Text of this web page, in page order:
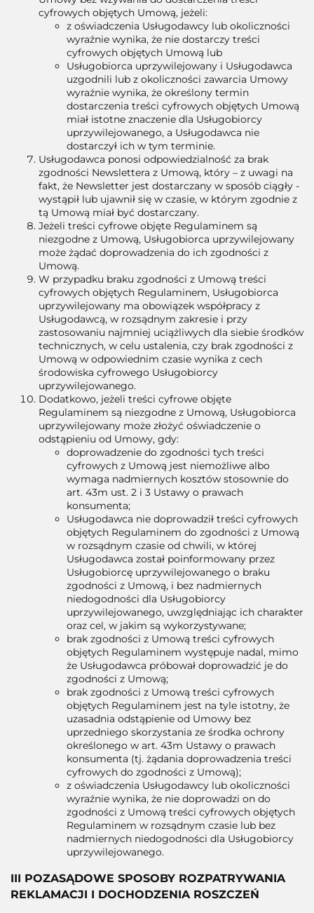
cyfrowych objętych Umową, jeżeli:
z oświadczenia Usługodawcy lub okoliczności
wyraźnie wynika, że nie dostarczy treści
cyfrowych objętych Umową lub
Usługobiorca uprzywilejowany i Usługodawca
uzgodnili lub z okoliczności zawarcia Umowy
wyraźnie wynika, że określony termin
dostarczenia treści cyfrowych objętych Umową
miał istotne znaczenie dla Usługobiorcy
uprzywilejowanego, a Usługodawca nie
dostarczył ich w tym terminie.
Usługodawca ponosi odpowiedzialność za brak
zgodności Newslettera z Umową, który – z uwagi na
fakt, że Newsletter jest dostarczany w sposób ciągły -
wystąpił lub ujawnił się w czasie, w którym zgodnie z
tą Umową miał być dostarczany.
Jeżeli treści cyfrowe objęte Regulaminem są
niezgodne z Umową, Usługobiorca uprzywilejowany
może żądać doprowadzenia do ich zgodności z
Umową.
W przypadku braku zgodności z Umową treści
cyfrowych objętych Regulaminem, Usługobiorca
uprzywilejowany ma obowiązek współpracy z
Usługodawcą, w rozsądnym zakresie i przy
zastosowaniu najmniej uciążliwych dla siebie środków
technicznych, w celu ustalenia, czy brak zgodności z
Umową w odpowiednim czasie wynika z cech
środowiska cyfrowego Usługobiorcy
uprzywilejowanego.
Dodatkowo, jeżeli treści cyfrowe objęte
Regulaminem są niezgodne z Umową, Usługobiorca
uprzywilejowany może złożyć oświadczenie o
odstąpieniu od Umowy, gdy:
doprowadzenie do zgodności tych treści
cyfrowych z Umową jest niemożliwe albo
wymaga nadmiernych kosztów stosownie do
art. 43m ust. 2 i 3 Ustawy o prawach
konsumenta;
Usługodawca nie doprowadził treści cyfrowych
objętych Regulaminem do zgodności z Umową
w rozsądnym czasie od chwili, w której
Usługodawca został poinformowany przez
Usługobiorcę uprzywilejowanego o braku
zgodności z Umową, i bez nadmiernych
niedogodności dla Usługobiorcy
uprzywilejowanego, uwzględniając ich charakter
oraz cel, w jakim są wykorzystywane;
brak zgodności z Umową treści cyfrowych
objętych Regulaminem występuje nadal, mimo
że Usługodawca próbował doprowadzić je do
zgodności z Umową;
brak zgodności z Umową treści cyfrowych
objętych Regulaminem jest na tyle istotny, że
uzasadnia odstąpienie od Umowy bez
uprzedniego skorzystania ze środka ochrony
określonego w art. 43m Ustawy o prawach
konsumenta (tj. żądania doprowadzenia treści
cyfrowych do zgodności z Umową);
z oświadczenia Usługodawcy lub okoliczności
wyraźnie wynika, że nie doprowadzi on do
zgodności z Umową treści cyfrowych objętych
Regulaminem w rozsądnym czasie lub bez
nadmiernych niedogodności dla Usługobiorcy
uprzywilejowanego.
III POZASĄDOWE SPOSOBY ROZPATRYWANIA
REKLAMACJI I DOCHODZENIA ROSZCZEŃ